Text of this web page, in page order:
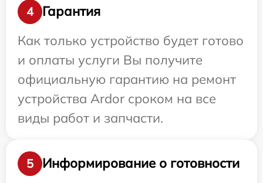
4
Гарантия
Как только устройство будет готово
и оплаты услуги Вы получите
официальную гарантию на ремонт
устройства Ardor сроком на все
виды работ и запчасти.
5
Информирование о готовности